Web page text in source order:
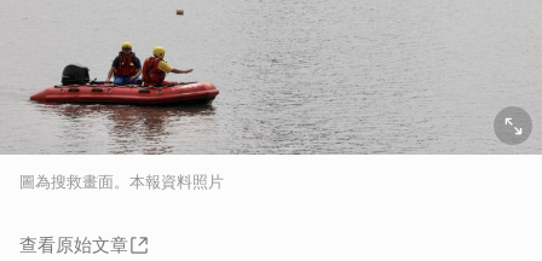
圖為搜救畫面。本報資料照片
查看原始文章